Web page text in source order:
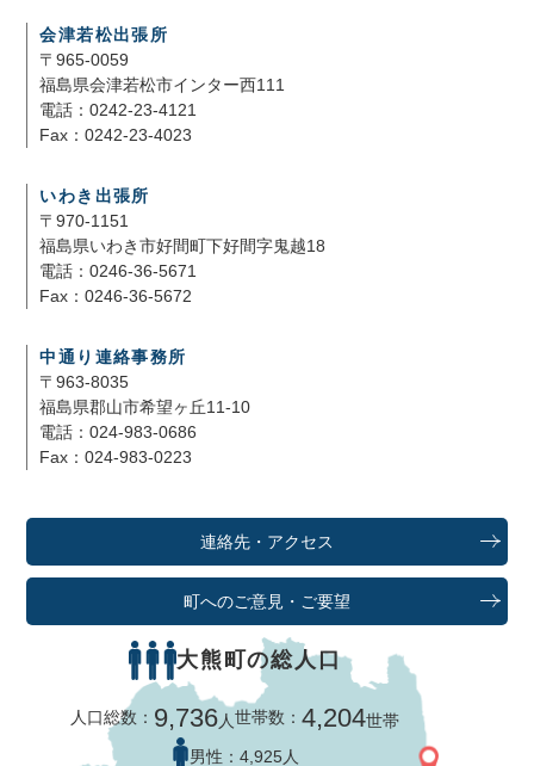
会津若松出張所
〒965-0059
福島県会津若松市インター西111
電話：0242-23-4121
Fax：0242-23-4023
いわき出張所
〒970-1151
福島県いわき市好間町下好間字鬼越18
電話：0246-36-5671
Fax：0246-36-5672
中通り連絡事務所
〒963-8035
福島県郡山市希望ヶ丘11-10
電話：024-983-0686
Fax：024-983-0223
連絡先・アクセス
町へのご意見・ご要望
大熊町の総人口
人口総数： 9,736人世帯数：4,204世帯
男性： 4,925人